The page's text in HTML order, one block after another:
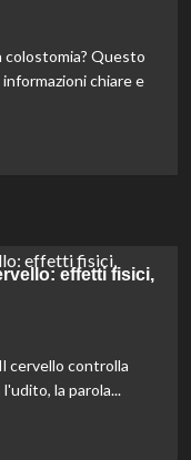
colostomia? Questo
chiare e
effetti fisici,
cervello controlla
la parola...